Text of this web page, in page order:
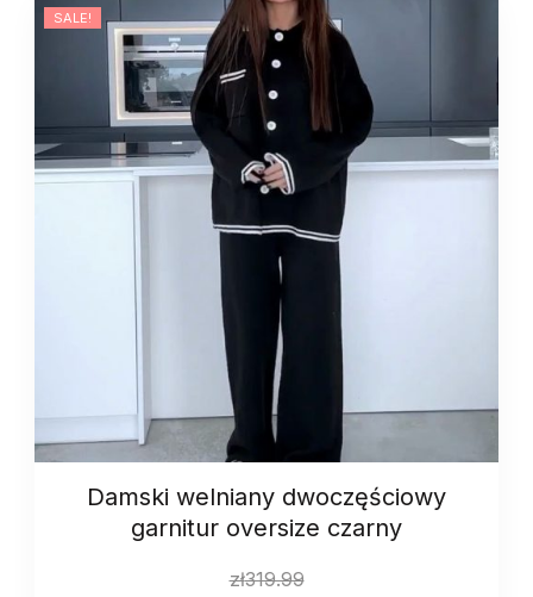
SALE!
Damski welniany dwoczęściowy
garnitur oversize czarny
zł319.99